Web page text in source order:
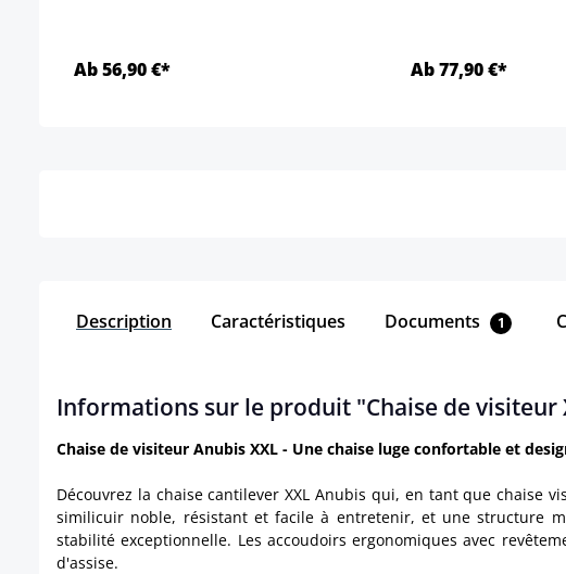
Ab 56,90 €* Ab 77,90 €*
Description Caractéristiques Documents 1
Informations sur le produit "Chaise de visiteur
Chaise de visiteur Anubis XXL - Une chaise luge confortable et
Découvrez la chaise cantilever XXL Anubis qui, en tant que chaise
similicuir noble, résistant et facile à entretenir, et une structure
stabilité exceptionnelle. Les accoudoirs ergonomiques avec
d'assise.